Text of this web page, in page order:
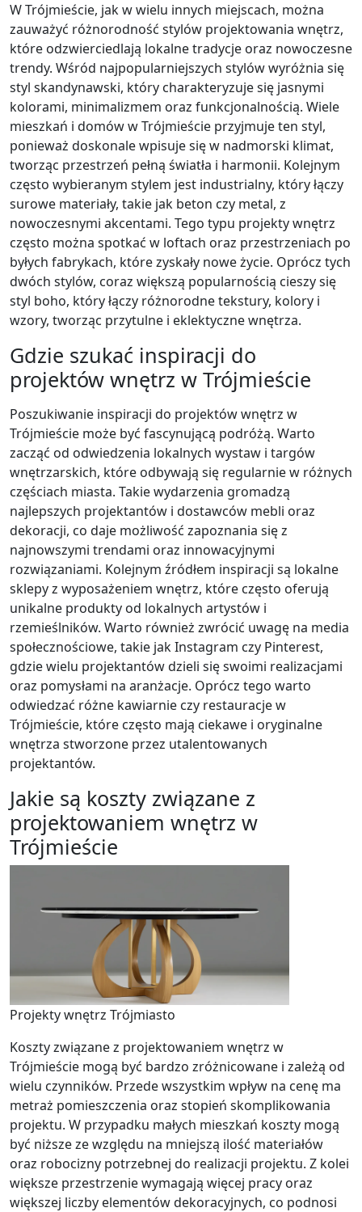
W Trójmieście, jak w wielu innych miejscach, można
zauważyć różnorodność stylów projektowania wnętrz,
które odzwierciedlają lokalne tradycje oraz nowoczesne
trendy. Wśród najpopularniejszych stylów wyróżnia się
styl skandynawski, który charakteryzuje się jasnymi
kolorami, minimalizmem oraz funkcjonalnością. Wiele
mieszkań i domów w Trójmieście przyjmuje ten styl,
ponieważ doskonale wpisuje się w nadmorski klimat,
tworząc przestrzeń pełną światła i harmonii. Kolejnym
często wybieranym stylem jest industrialny, który łączy
surowe materiały, takie jak beton czy metal, z
nowoczesnymi akcentami. Tego typu projekty wnętrz
często można spotkać w loftach oraz przestrzeniach po
byłych fabrykach, które zyskały nowe życie. Oprócz tych
dwóch stylów, coraz większą popularnością cieszy się
styl boho, który łączy różnorodne tekstury, kolory i
wzory, tworząc przytulne i eklektyczne wnętrza.
Gdzie szukać inspiracji do
projektów wnętrz w Trójmieście
Poszukiwanie inspiracji do projektów wnętrz w
Trójmieście może być fascynującą podróżą. Warto
zacząć od odwiedzenia lokalnych wystaw i targów
wnętrzarskich, które odbywają się regularnie w różnych
częściach miasta. Takie wydarzenia gromadzą
najlepszych projektantów i dostawców mebli oraz
dekoracji, co daje możliwość zapoznania się z
najnowszymi trendami oraz innowacyjnymi
rozwiązaniami. Kolejnym źródłem inspiracji są lokalne
sklepy z wyposażeniem wnętrz, które często oferują
unikalne produkty od lokalnych artystów i
rzemieślników. Warto również zwrócić uwagę na media
społecznościowe, takie jak Instagram czy Pinterest,
gdzie wielu projektantów dzieli się swoimi realizacjami
oraz pomysłami na aranżacje. Oprócz tego warto
odwiedzać różne kawiarnie czy restauracje w
Trójmieście, które często mają ciekawe i oryginalne
wnętrza stworzone przez utalentowanych
projektantów.
Jakie są koszty związane z
projektowaniem wnętrz w
Trójmieście
Projekty wnętrz Trójmiasto
Koszty związane z projektowaniem wnętrz w
Trójmieście mogą być bardzo zróżnicowane i zależą od
wielu czynników. Przede wszystkim wpływ na cenę ma
metraż pomieszczenia oraz stopień skomplikowania
projektu. W przypadku małych mieszkań koszty mogą
być niższe ze względu na mniejszą ilość materiałów
oraz robocizny potrzebnej do realizacji projektu. Z kolei
większe przestrzenie wymagają więcej pracy oraz
większej liczby elementów dekoracyjnych, co podnosi